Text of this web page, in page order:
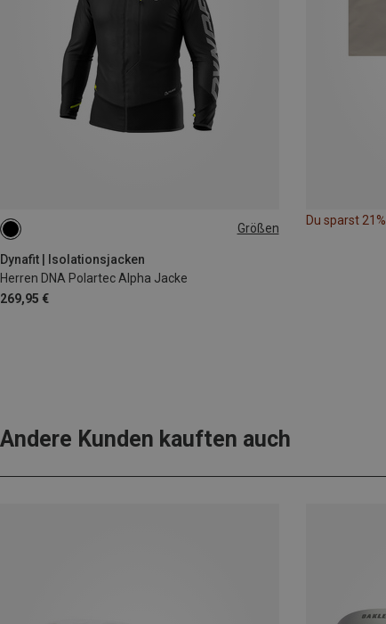
Größen
Dynafit | Isolationsjacken
Herren DNA Polartec Alpha Jacke
269,95 €
L
Du sparst 21%
Andere Kunden kauften auch